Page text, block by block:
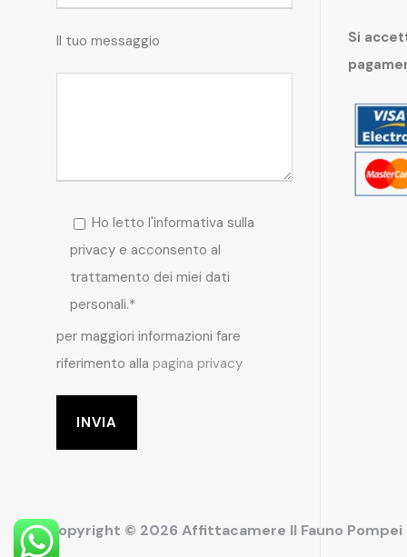
Il tuo messaggio
Ho letto l'informativa sulla
privacy e acconsento al
trattamento dei miei dati
personali.*
per maggiori informazioni fare
riferimento alla pagina privacy
Si
Copyright © 2026 Affittacamere Il Fauno Pompei